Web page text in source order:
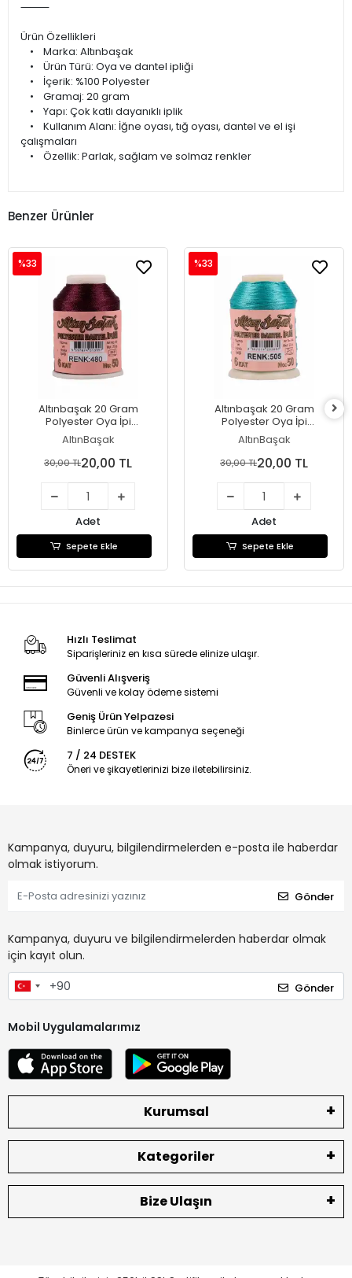
⸻
Ürün Özellikleri
• Marka: Altınbaşak
• Ürün Türü: Oya ve dantel ipliği
• İçerik: %100 Polyester
• Gramaj: 20 gram
• Yapı: Çok katlı dayanıklı iplik
• Kullanım Alanı: İğne oyası, tığ oyası, dantel ve el işi
çalışmaları
• Özellik: Parlak, sağlam ve solmaz renkler
Benzer Ürünler
Altınbaşak 20 Gram
Polyester Oya İpi
(Renk:480)
AltınBaşak
%33
30,00 TL20,00 TL
Adet
Sepete Ekle
Altınbaşak 20 Gram
Polyester Oya İpi
(Renk:505)
AltınBaşak
%33
30,00 TL20,00 TL
Adet
Sepete Ekle
Hızlı Teslimat
Siparişleriniz en kısa sürede elinize ulaşır.
Güvenli Alışveriş
Güvenli ve kolay ödeme sistemi
Geniş Ürün Yelpazesi
Binlerce ürün ve kampanya seçeneği
7 / 24 DESTEK
Öneri ve şikayetlerinizi bize iletebilirsiniz.
Kampanya, duyuru, bilgilendirmelerden e-posta ile haberdar
olmak istiyorum.
Gönder
Kampanya, duyuru ve bilgilendirmelerden haberdar olmak
için kayıt olun.
Gönder
Mobil Uygulamalarımız
Kurumsal
Kategoriler
Bize Ulaşın